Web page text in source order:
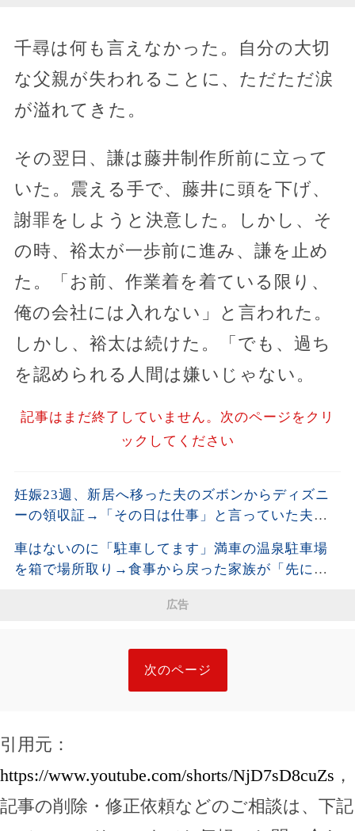
千尋は何も言えなかった。自分の大切
な父親が失われることに、ただただ涙
が溢れてきた。
その翌日、謙は藤井制作所前に立って
いた。震える手で、藤井に頭を下げ、
謝罪をしようと決意した。しかし、そ
の時、裕太が一歩前に進み、謙を止め
た。「お前、作業着を着ている限り、
俺の会社には入れない」と言われた。
しかし、裕太は続けた。「でも、過ち
を認められる人間は嫌いじゃない。
記事はまだ終了していません。次のページをクリ
ックしてください
妊娠23週、新居へ移った夫のズボンからディズニ
ーの領収証→「その日は仕事」と言っていた夫に
た
車はないのに「駐車してます」満車の温泉駐車場
を箱で場所取り→食事から戻った家族が「先に確
広告
次のページ
引用元：
https://www.youtube.com/shorts/NjD7sD8cuZs ，
記事の削除・修正依頼などのご相談は、下記